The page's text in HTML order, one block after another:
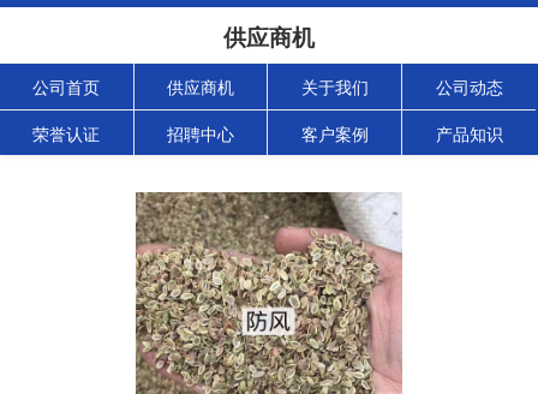
供应商机
公司首页 供应商机 关于我们 公司动态
荣誉认证 招聘中心 客户案例 产品知识